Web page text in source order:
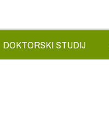
DOKTORSKI STUDIJ